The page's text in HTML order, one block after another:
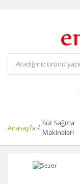
Anasayfa
Süt Sağma
Makineleri